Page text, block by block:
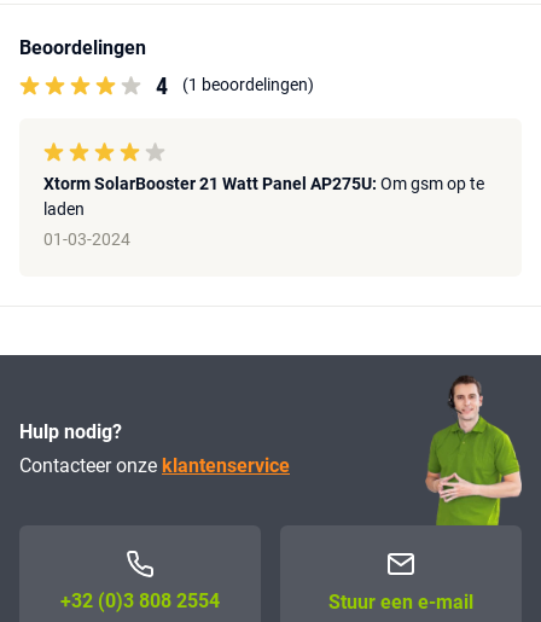
Beoordelingen
4 (1 beoordelingen)
Xtorm SolarBooster 21 Watt Panel AP275U: Om gsm op te
laden
01-03-2024
Hulp nodig?
Contacteer onze klantenservice
+32 (0)3 808 2554 Stuur een e-mail